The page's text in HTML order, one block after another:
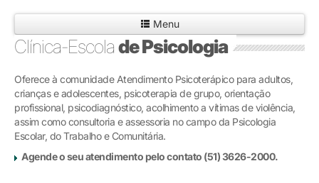
Matricule-se
Educação Básica
Pós-graduação
Educação a Distância
Pesquisa
Extensão
Infraestrutura e Serviços
Menu
Clínica-Escolade Psicologia
Oferece à comunidade Atendimento Psicoterápico para adultos,
crianças e adolescentes, psicoterapia de grupo, orientação
profissional, psicodiagnóstico, acolhimento a vítimas de violência,
assim como consultoria e assessoria no campo da Psicologia
Escolar, do Trabalho e Comunitária.
Agende o seu atendimento pelo contato (51) 3626-2000.